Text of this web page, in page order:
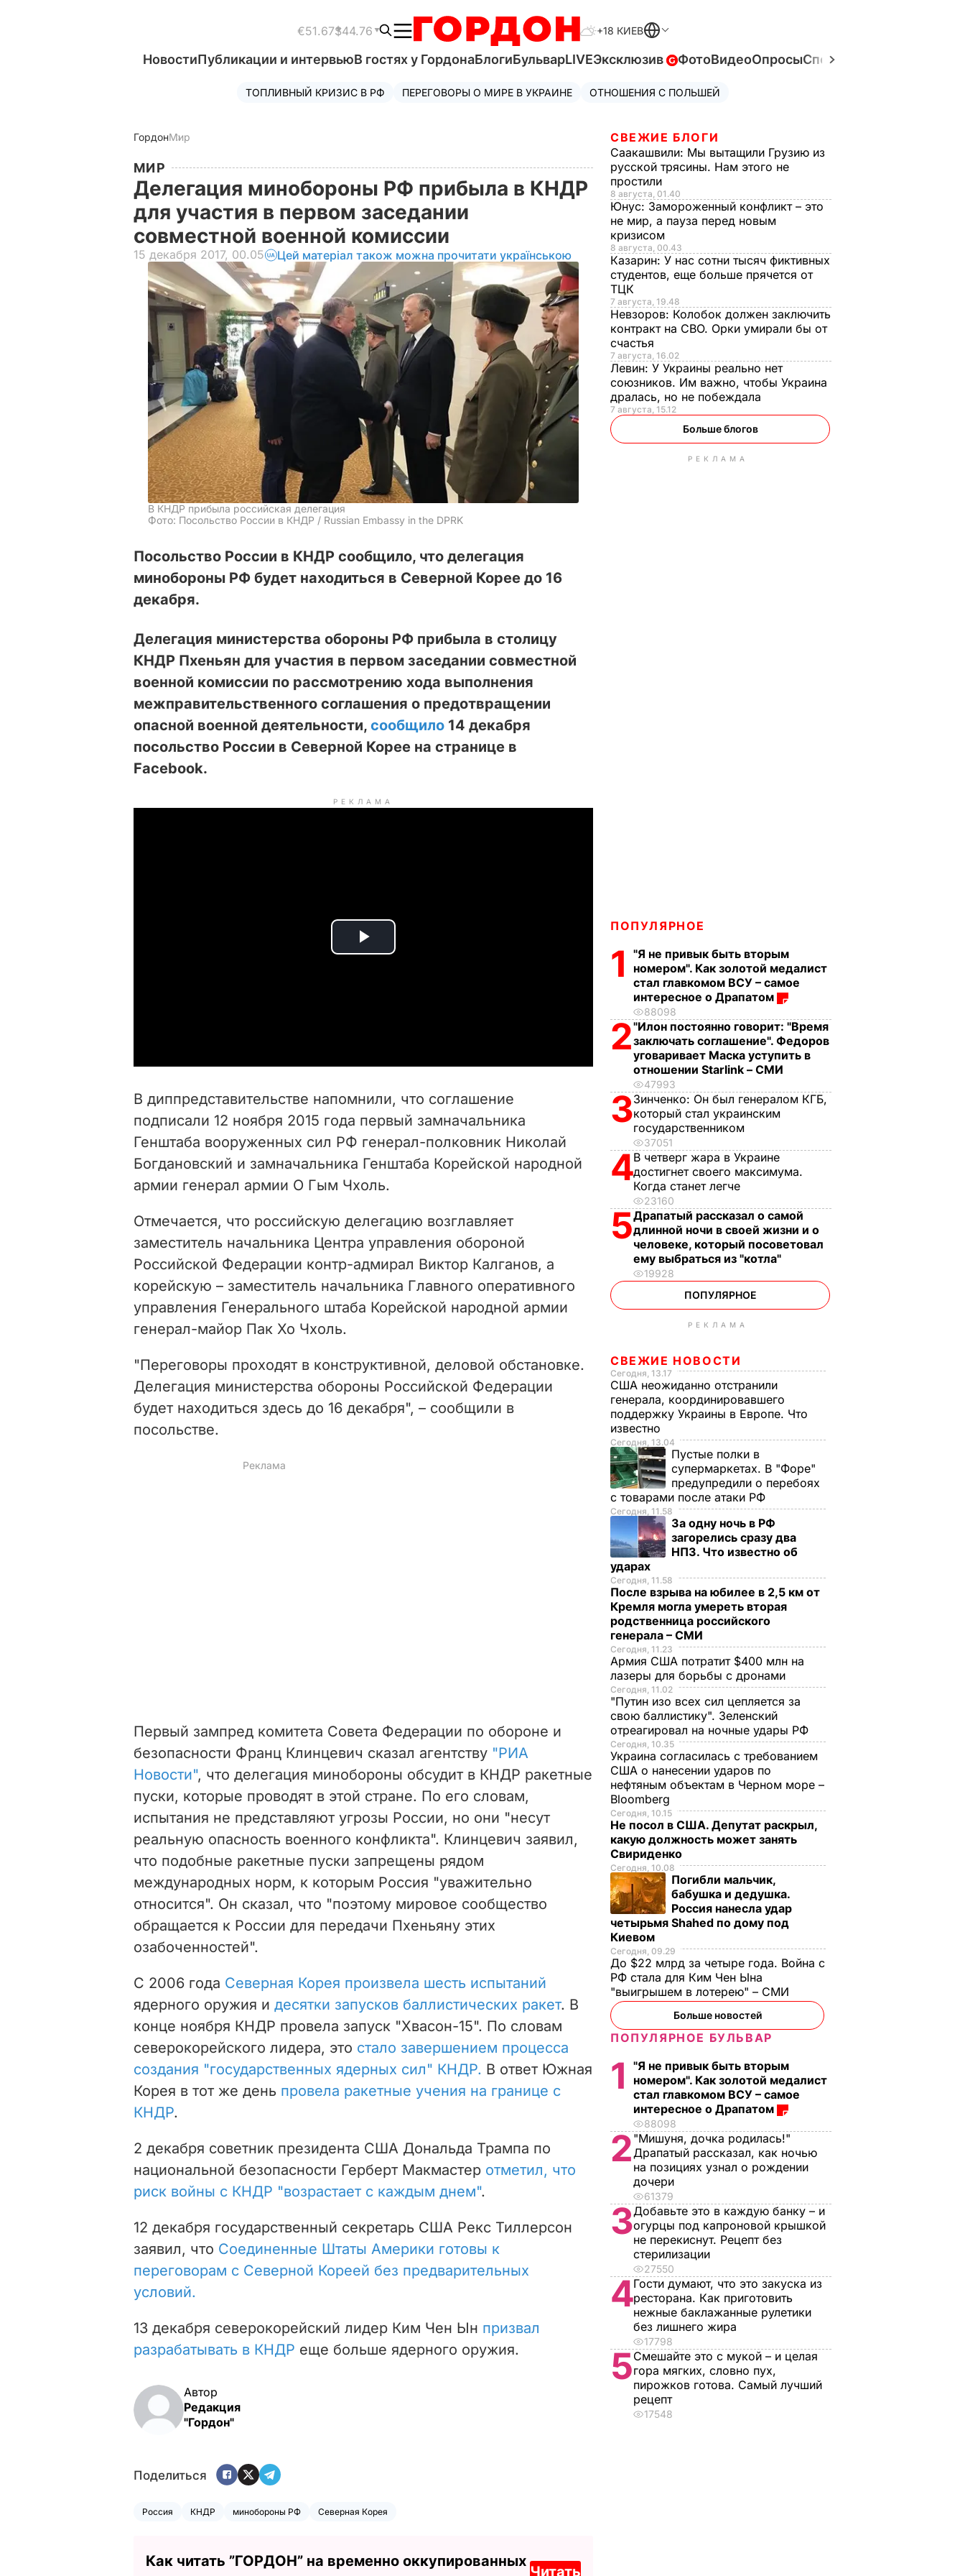
€51.67$44.76 +18 КИЕВ
НовостиПубликации и интервьюВ гостях у ГордонаБлогиБульварLIVEЭксклюзив ФотоВидеоОпросыСпецпроекты
ТОПЛИВНЫЙ КРИЗИС В РФ ПЕРЕГОВОРЫ О МИРЕ В УКРАИНЕ ОТНОШЕНИЯ С ПОЛЬШЕЙ
ГордонМир
МИР
Делегация минобороны РФ прибыла в КНДР
для участия в первом заседании
совместной военной комиссии
15 декабря 2017, 00.05 Цей матеріал також можна прочитати українською
В КНДР прибыла российская делегация
Фото: Посольство России в КНДР / Russian Embassy in the DPRK
Посольство России в КНДР сообщило, что делегация
минобороны РФ будет находиться в Северной Корее до 16
декабря.
Делегация министерства обороны РФ прибыла в столицу
КНДР Пхеньян для участия в первом заседании совместной
военной комиссии по рассмотрению хода выполнения
межправительственного соглашения о предотвращении
опасной военной деятельности, сообщило 14 декабря
посольство России в Северной Корее на странице в
Facebook.
РЕКЛАМА
P
i
d
e
o
В диппредставительстве напомнили, что соглашение
подписали 12 ноября 2015 года первый замначальника
Генштаба вооруженных сил РФ генерал-полковник Николай
Богдановский и замначальника Генштаба Корейской народной
армии генерал армии О Гым Чхоль.
Отмечается, что российскую делегацию возглавляет
заместитель начальника Центра управления обороной
Российской Федерации контр-адмирал Виктор Калганов, а
корейскую – заместитель начальника Главного оперативного
управления Генерального штаба Корейской народной армии
генерал-майор Пак Хо Чхоль.
"Переговоры проходят в конструктивной, деловой обстановке.
Делегация министерства обороны Российской Федерации
будет находиться здесь до 16 декабря", – сообщили в
посольстве.
Первый зампред комитета Совета Федерации по обороне и
безопасности Франц Клинцевич сказал агентству "РИА
Новости", что делегация минобороны обсудит в КНДР ракетные
пуски, которые проводят в этой стране. По его словам,
испытания не представляют угрозы России, но они "несут
реальную опасность военного конфликта". Клинцевич заявил,
что подобные ракетные пуски запрещены рядом
международных норм, к которым Россия "уважительно
относится". Он сказал, что "поэтому мировое сообщество
обращается к России для передачи Пхеньяну этих
озабоченностей".
С 2006 года Северная Корея произвела шесть испытаний
ядерного оружия и десятки запусков баллистических ракет. В
конце ноября КНДР провела запуск "Хвасон-15". По словам
северокорейского лидера, это стало завершением процесса
создания "государственных ядерных сил" КНДР. В ответ Южная
Корея в тот же день провела ракетные учения на границе с
КНДР.
2 декабря советник президента США Дональда Трампа по
национальной безопасности Герберт Макмастер отметил, что
риск войны с КНДР "возрастает с каждым днем".
12 декабря государственный секретарь США Рекс Тиллерсон
заявил, что Соединенные Штаты Америки готовы к
переговорам с Северной Кореей без предварительных
условий.
13 декабря северокорейский лидер Ким Чен Ын призвал
разрабатывать в КНДР еще больше ядерного оружия.
Автор
Редакция
"Гордон"
Поделиться
Россия КНДР минобороны РФ Северная Корея
Как читать ”ГОРДОН” на временно оккупированных
Читать
СВЕЖИЕ БЛОГИ
Саакашвили: Мы вытащили Грузию из
русской трясины. Нам этого не
простили
8 августа, 01.40
Юнус: Замороженный конфликт – это
не мир, а пауза перед новым
кризисом
8 августа, 00.43
Казарин: У нас сотни тысяч фиктивных
студентов, еще больше прячется от
ТЦК
7 августа, 19.48
Невзоров: Колобок должен заключить
контракт на СВО. Орки умирали бы от
счастья
7 августа, 16.02
Левин: У Украины реально нет
союзников. Им важно, чтобы Украина
дралась, но не побеждала
7 августа, 15.12
Больше блогов
РЕКЛАМА
ПОПУЛЯРНОЕ
1
"Я не привык быть вторым
номером". Как золотой медалист
стал главкомом ВСУ – самое
интересное о Драпатом
88098
2"Илон постоянно говорит: "Время
заключать соглашение". Федоров
уговаривает Маска уступить в
отношении Starlink – СМИ
47993
3Зинченко: Он был генералом КГБ,
который стал украинским
государственником
37051
4В четверг жара в Украине
достигнет своего максимума.
Когда станет легче
23160
5Драпатый рассказал о самой
длинной ночи в своей жизни и о
человеке, который посоветовал
ему выбраться из "котла"
19928
ПОПУЛЯРНОЕ
РЕКЛАМА
СВЕЖИЕ НОВОСТИ
Сегодня, 13.17
США неожиданно отстранили
генерала, координировавшего
поддержку Украины в Европе. Что
известно
Сегодня, 13.04
Пустые полки в
супермаркетах. В "Форе"
предупредили о перебоях
с товарами после атаки РФ
Сегодня, 11.58
За одну ночь в РФ
загорелись сразу два
НПЗ. Что известно об
ударах
Сегодня, 11.58
После взрыва на юбилее в 2,5 км от
Кремля могла умереть вторая
родственница российского
генерала – СМИ
Сегодня, 11.23
Армия США потратит $400 млн на
лазеры для борьбы с дронами
Сегодня, 11.02
"Путин изо всех сил цепляется за
свою баллистику". Зеленский
отреагировал на ночные удары РФ
Сегодня, 10.35
Украина согласилась с требованием
США о нанесении ударов по
нефтяным объектам в Черном море –
Bloomberg
Сегодня, 10.15
Не посол в США. Депутат раскрыл,
какую должность может занять
Свириденко
Сегодня, 10.08
Погибли мальчик,
бабушка и дедушка.
Россия нанесла удар
четырьмя Shahed по дому под
Киевом
Сегодня, 09.29
До $22 млрд за четыре года. Война с
РФ стала для Ким Чен Ына
"выигрышем в лотерею" – СМИ
Больше новостей
ПОПУЛЯРНОЕ БУЛЬВАР
1
"Я не привык быть вторым
номером". Как золотой медалист
стал главкомом ВСУ – самое
интересное о Драпатом
88098
2 "Мишуня, дочка родилась!"
Драпатый рассказал, как ночью
на позициях узнал о рождении
дочери
61379
3Добавьте это в каждую банку – и
огурцы под капроновой крышкой
не перекиснут. Рецепт без
стерилизации
27550
4Гости думают, что это закуска из
ресторана. Как приготовить
нежные баклажанные рулетики
без лишнего жира
17798
5Смешайте это с мукой – и целая
гора мягких, словно пух,
пирожков готова. Самый лучший
рецепт
17548